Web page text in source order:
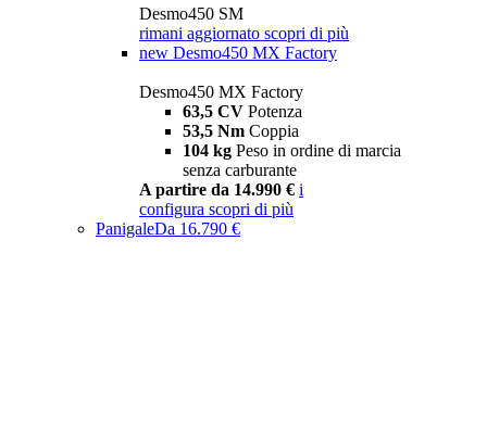
Desmo450 SM
rimani aggiornato scopri di più
new Desmo450 MX Factory
Desmo450 MX Factory
63,5 CV Potenza
53,5 Nm Coppia
104 kg Peso in ordine di marcia
senza carburante
A partire da 14.990 € i
configura scopri di più
PanigaleDa 16.790 €